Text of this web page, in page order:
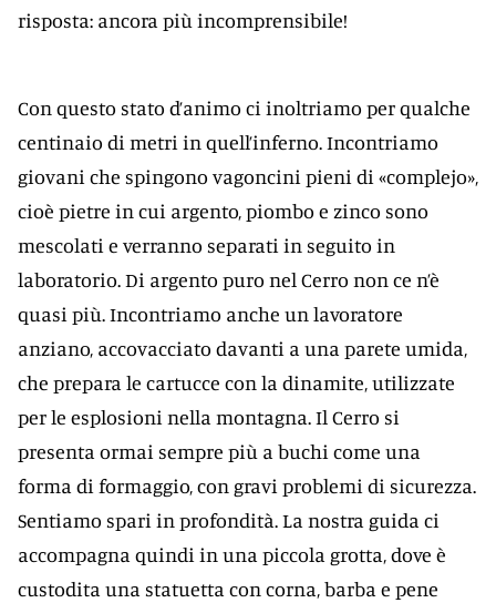
risposta: ancora più incomprensibile!
Con questo stato d’animo ci inoltriamo per qualche
centinaio di metri in quell’inferno. Incontriamo
giovani che spingono vagoncini pieni di «complejo»,
cioè pietre in cui argento, piombo e zinco sono
mescolati e verranno separati in seguito in
laboratorio. Di argento puro nel Cerro non ce n’è
quasi più. Incontriamo anche un lavoratore
anziano, accovacciato davanti a una parete umida,
che prepara le cartucce con la dinamite, utilizzate
per le esplosioni nella montagna. Il Cerro si
presenta ormai sempre più a buchi come una
forma di formaggio, con gravi problemi di sicurezza.
Sentiamo spari in profondità. La nostra guida ci
accompagna quindi in una piccola grotta, dove è
custodita una statuetta con corna, barba e pene